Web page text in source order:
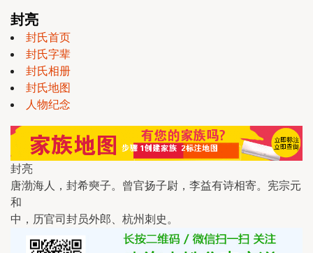
封亮
封氏首页
封氏字辈
封氏相册
封氏地图
人物纪念
封亮
唐渤海人，封希奭子。曾官扬子尉，李益有诗相寄。宪宗元
和
中，历官司封员外郎、杭州刺史。